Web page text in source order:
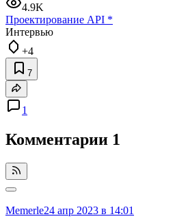
4.9K
Проектирование API *
Интервью
+4
7
1
Комментарии 1
Memerle24 апр 2023 в 14:01